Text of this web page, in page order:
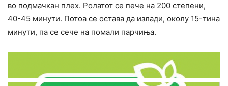
во подмачкан плех. Ролатот се пече на 200 степени,
40-45 минути. Потоа се остава да излади, околу 15-тина
минути, па се сече на помали парчиња.